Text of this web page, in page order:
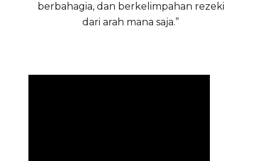
berbahagia, dan berkelimpahan rezeki
dari arah mana saja.”